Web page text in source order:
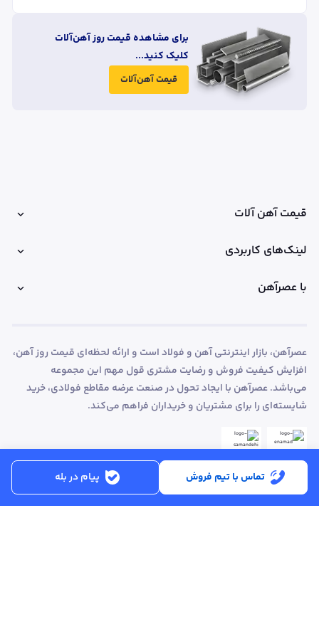
برای مشاهده قیمت روز آهن‌آلات
کلیک کنید...
قیمت آهن‌آلات
تماس با تیم فروش پیام در بله
قیمت آهن آلات
لینک‌های کاربردی
با عصرآهن
عصرآهن، بازار اینترنتی آهن و فولاد است و ارائه لحظه‌ای قیمت روز آهن،
افزایش کیفیت فروش و رضایت مشتری قول مهم این مجموعه
می‌باشد. عصرآهن با ایجاد تحول در صنعت عرضه مقاطع فولادی، خرید
شایسته‌ای را برای مشتریان و خریداران فراهم می‌کند.
ساعت کاری:شنبه تا پنجشنبه از ساعت 8:30 تا 17:00